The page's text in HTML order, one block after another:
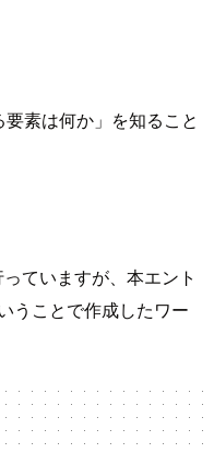
要素は何か」を知ること
ていますが、本エント
うことで作成したワー